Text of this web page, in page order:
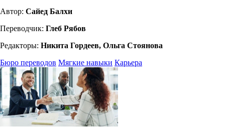
Автор: Сайед Балхи
Переводчик: Глеб Рябов
Редакторы: Никита Гордеев, Ольга Стоянова
Бюро переводов Мягкие навыки Карьера